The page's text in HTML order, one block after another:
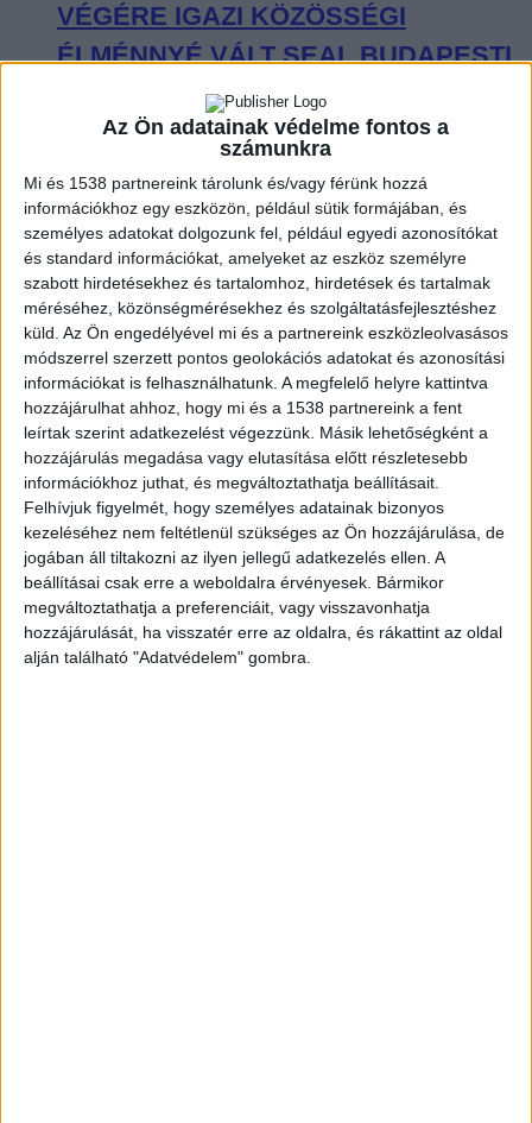
Az Ön adatainak védelme fontos a
számunkra
Mi és 1538 partnereink tárolunk és/vagy férünk hozzá
információkhoz egy eszközön, például sütik formájában, és
személyes adatokat dolgozunk fel, például egyedi azonosítókat
és standard információkat, amelyeket az eszköz személyre
szabott hirdetésekhez és tartalomhoz, hirdetések és tartalmak
méréséhez, közönségmérésekhez és szolgáltatásfejlesztéshez
küld. Az Ön engedélyével mi és a partnereink eszközleolvasásos
módszerrel szerzett pontos geolokációs adatokat és azonosítási
információkat is felhasználhatunk. A megfelelő helyre kattintva
hozzájárulhat ahhoz, hogy mi és a 1538 partnereink a fent
leírtak szerint adatkezelést végezzünk. Másik lehetőségként a
hozzájárulás megadása vagy elutasítása előtt részletesebb
információkhoz juthat, és megváltoztathatja beállításait.
Felhívjuk figyelmét, hogy személyes adatainak bizonyos
kezeléséhez nem feltétlenül szükséges az Ön hozzájárulása, de
jogában áll tiltakozni az ilyen jellegű adatkezelés ellen. A
beállításai csak erre a weboldalra érvényesek. Bármikor
megváltoztathatja a preferenciáit, vagy visszavonhatja
hozzájárulását, ha visszatér erre az oldalra, és rákattint az oldal
alján található "Adatvédelem" gombra.
VÉGÉRE IGAZI KÖZÖSSÉGI
ÉLMÉNNYÉ VÁLT SEAL BUDAPESTI
KONCERTJE
ZENE
ZENE
A legfrissebb megjelenések első kézből!
A DUETT, AMIRŐL MINDIG IS
TUDTUK, HOGY SZÜKSÉGÜNK VAN
RÁ: ÖSSZEÁLLT MADONNA ÉS
KYLIE MINOGUE
SZÓLÓBAN IS ÓRIÁSI EDM-